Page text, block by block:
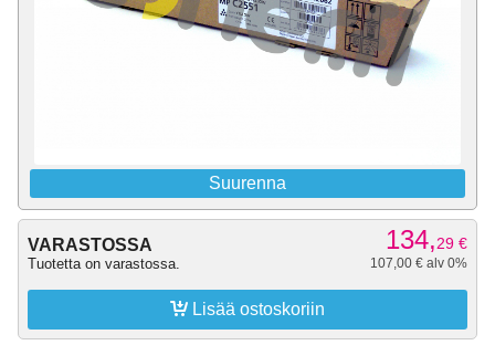
Suurenna
VARASTOSSA
Tuotetta on varastossa.
134,29 €
107,00 € alv 0%
 Lisää ostoskoriin